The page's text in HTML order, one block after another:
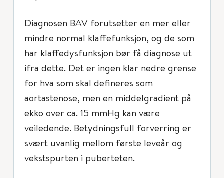
Diagnosen BAV forutsetter en mer eller
mindre normal klaffefunksjon, og de som
har klaffedysfunksjon bør få diagnose ut
ifra dette. Det er ingen klar nedre grense
for hva som skal defineres som
aortastenose, men en middelgradient på
ekko over ca. 15 mmHg kan være
veiledende. Betydningsfull forverring er
svært uvanlig mellom første leveår og
vekstspurten i puberteten.